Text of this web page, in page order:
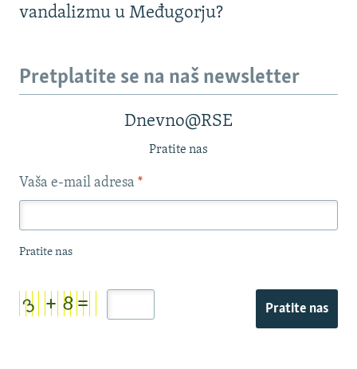
vandalizmu u Međugorju?
Pretplatite se na naš newsletter
Dnevno@RSE
Pratite nas
Vaša e-mail adresa *
Pratite nas
Pratite nas